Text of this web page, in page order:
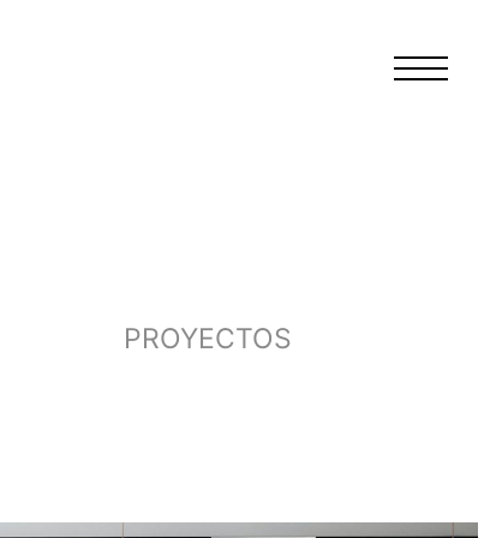
PROYECTOS